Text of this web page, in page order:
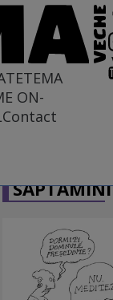
TEMA
ON-
Contact